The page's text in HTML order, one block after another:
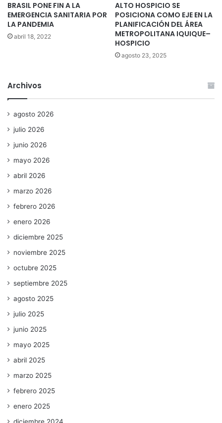
BRASIL PONE FIN A LA
EMERGENCIA SANITARIA POR
LA PANDEMIA
abril 18, 2022
ALTO HOSPICIO SE
POSICIONA COMO EJE EN LA
PLANIFICACIÓN DEL ÁREA
METROPOLITANA IQUIQUE–
HOSPICIO
agosto 23, 2025
Archivos
agosto 2026
julio 2026
junio 2026
mayo 2026
abril 2026
marzo 2026
febrero 2026
enero 2026
diciembre 2025
noviembre 2025
octubre 2025
septiembre 2025
agosto 2025
julio 2025
junio 2025
mayo 2025
abril 2025
marzo 2025
febrero 2025
enero 2025